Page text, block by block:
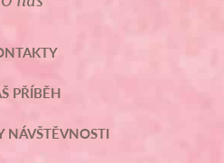
PŘÍBĚH
NÁVŠTĚVNOSTI